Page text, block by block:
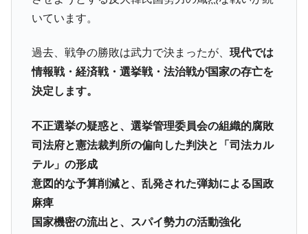
『Money1』
韓国『国民年金公団』株価暴落で200兆蒸
『Money1』
韓国政府「ニセＫ-ブランドを通報しようキ
ャンペーン」⇒ あの名物教授も登場！
『Money1』
韓国「橋が落ちました」⇒ 耐久性「なさす
『Money1』
韓国鉄鋼最大手『POSCO』ズブズブ沈む。
営業利益80.2％も減少
Fact1
日本の誇る海洋資源調査船『白嶺』は先進技術の
塊！
Fact1
府県とは？
いています。
過去、戦争の勝敗は武力で決まったが、 現代では
情報戦・経済戦・選挙戦・法治戦が国家の存亡を
決定します。
不正選挙の疑惑と、選挙管理委員会の組織的腐敗
司法府と憲法裁判所の偏向した判決と「司法カル
テル」の形成
意図的な予算削減と、乱発された弾劾による国政
麻痺
国家機密の流出と、スパイ勢力の活動強化